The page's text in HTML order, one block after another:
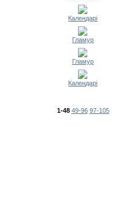
Календарі
Гламур
Гламур
Календарі
1-48 49-96 97-105